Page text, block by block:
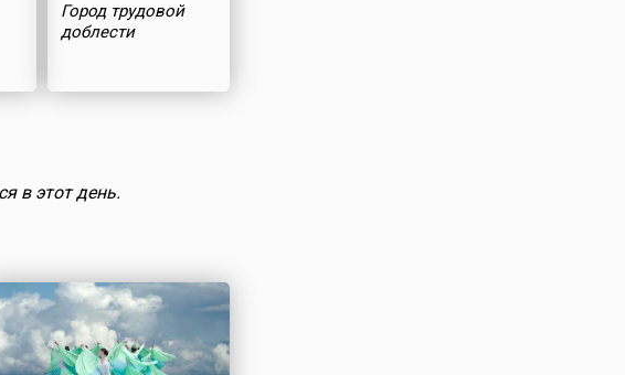
Город трудовой
доблести
в этот день.